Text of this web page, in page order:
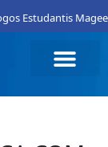
Estudantis